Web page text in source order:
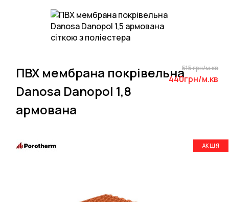
ПВХ мембрана покрівельна
Danosa Danopol 1,8
армована
515 грн/м.кв
440грн/м.кв
АКЦІЯ